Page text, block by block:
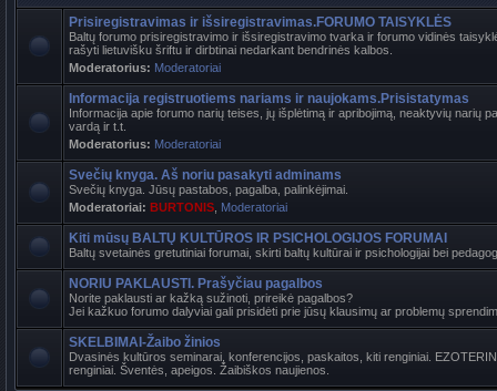
Prisiregistravimas ir išsiregistravimas.FORUMO TAISYKLĖS
Baltų forumo prisiregistravimo ir išsiregistravimo tvarka ir forumo vidinės
rašyti lietuvišku šriftu ir dirbtinai nedarkant bendrinės kalbos.
Moderatorius: Moderatoriai
Informacija registruotiems nariams ir naujokams.Prisistatymas
Informacija apie forumo narių teises, jų išplėtimą ir apribojimą, neaktyvių narių
vardą ir t.t.
Moderatorius: Moderatoriai
Svečių knyga. Aš noriu pasakyti adminams
Svečių knyga. Jūsų pastabos, pagalba, palinkėjimai.
Moderatoriai: BURTONIS Moderatoriai
Kiti mūsų BALTŲ KULTŪROS IR PSICHOLOGIJOS FORUMAI
Baltų svetainės gretutiniai forumai, skirti baltų kultūrai ir psichologijai bei
NORIU PAKLAUSTI. Prašyčiau pagalbos
Norite paklausti ar kažką sužinoti, prireikė pagalbos?
Jei kažkuo forumo dalyviai gali prisidėti prie jūsų klausimų ar problemų
SKELBIMAI-Žaibo žinios
Dvasinės kultūros seminarai, konferencijos, paskaitos, kiti renginiai.
renginiai. Šventės, apeigos. Žaibiškos naujienos.